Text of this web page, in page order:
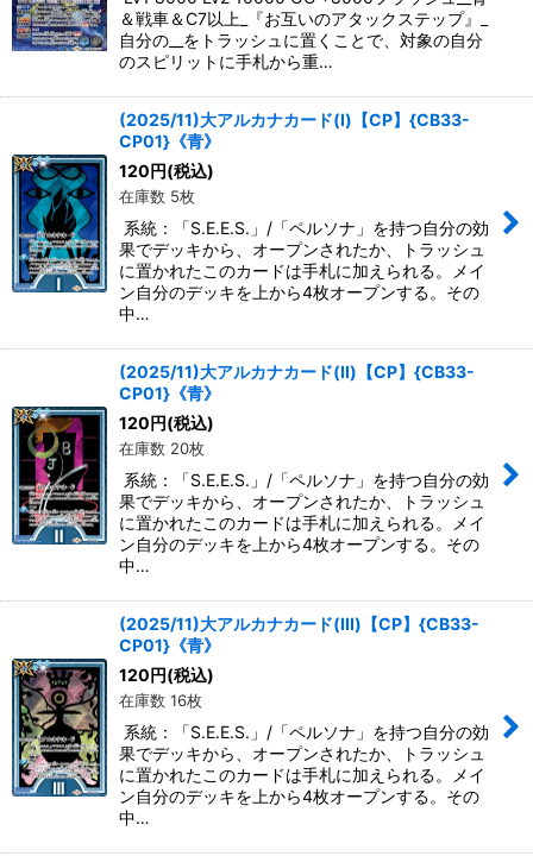
＆戦車＆C7以上_『お互いのアタックステップ』_
自分の__をトラッシュに置くことで、対象の自分
のスピリットに手札から重…
(2025/11)大アルカナカード(I)【CP】{CB33-
CP01}《青》
120 円(税込)
在庫数 5枚
系統：「S.E.E.S.」/「ペルソナ」を持つ自分の効
果でデッキから、オープンされたか、トラッシュ
に置かれたこのカードは手札に加えられる。メイ
ン自分のデッキを上から4枚オープンする。その
中…
(2025/11)大アルカナカード(II)【CP】{CB33-
CP01}《青》
120 円(税込)
在庫数 20枚
系統：「S.E.E.S.」/「ペルソナ」を持つ自分の効
果でデッキから、オープンされたか、トラッシュ
に置かれたこのカードは手札に加えられる。メイ
ン自分のデッキを上から4枚オープンする。その
中…
(2025/11)大アルカナカード(III)【CP】{CB33-
CP01}《青》
120 円(税込)
在庫数 16枚
系統：「S.E.E.S.」/「ペルソナ」を持つ自分の効
果でデッキから、オープンされたか、トラッシュ
に置かれたこのカードは手札に加えられる。メイ
ン自分のデッキを上から4枚オープンする。その
中…